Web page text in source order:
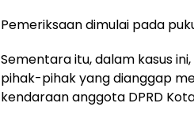
Pemeriksaan dimulai pada
Sementara itu, dalam kasus
pihak-pihak yang dianggap
kendaraan anggota DPRD